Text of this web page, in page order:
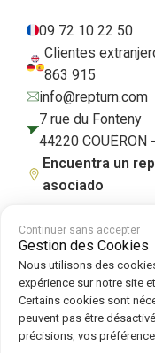
09 72 10 22 50
Clientes
863 915
info@repturn.com
7 rue du Fonteny
44220 COUËRON
Encuentra un
asociado
Condiciones generales de
Cookies|Política de cookies
Síguenos en :
Continuer sans accepter
Gestion des Cookies
Nous utilisons des
expérience sur notre site
Certains cookies sont
peuvent pas être
précisions, vos